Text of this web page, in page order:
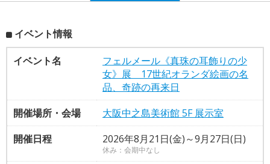
イベント情報
イベント名
フェルメール《真珠の耳飾りの少
女》展 17世紀オランダ絵画の名
品、奇跡の再来日
開催場所・会場
大阪中之島美術館 5F 展示室
開催日程
2026年8月21日(金)～9月27日(日)
休み：会期中なし